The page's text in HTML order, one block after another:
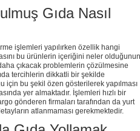
Gıda Nasıl
işlemleri yapılırken özellik hangi
bu ürünlerin içeriğini neler olduğunun
çıkacak problemlerin çözülmesine
tercihlerin dikkatli bir şekilde
için bu şekil özen gösterilerek yapılması
yer almaktadır. İşlemleri hızlı bir
gönderen firmaları tarafından da yurt
atlanmaması gerekmektedir.